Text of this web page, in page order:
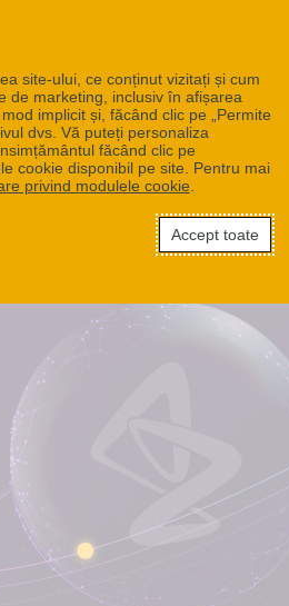
site-ului, ce conținut vizitați și cum
de marketing, inclusiv în afișarea
implicit și, făcând clic pe „Permite
dvs. Vă puteți personaliza
făcând clic pe
cookie disponibil pe site. Pentru mai
privind modulele cookie
Accept toate